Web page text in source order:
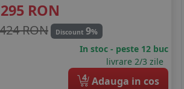
RON
RON Discount 9%
In stoc - peste 12 buc
livrare 2/3 zile
4 Adauga in cos